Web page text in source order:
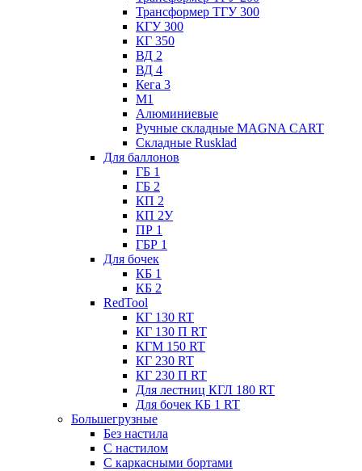
Трансформер ТГУ 300
КГУ 300
КГ 350
ВД 2
ВД 4
Кега 3
М1
Алюминиевые
Ручные складные MAGNA CART
Складные Rusklad
Для баллонов
ГБ 1
ГБ 2
КП 2
КП 2У
ПР 1
ГБР 1
Для бочек
КБ 1
КБ 2
RedTool
КГ 130 RT
КГ 130 П RT
КГМ 150 RT
КГ 230 RT
КГ 230 П RT
Для лестниц КГЛ 180 RT
Для бочек КБ 1 RT
Большегрузные
Без настила
С настилом
С каркасными бортами